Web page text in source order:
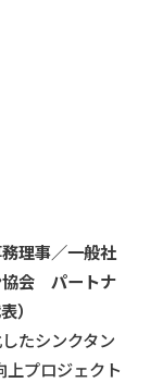
理事／一般社
協会 パートナ
）
たシンクタン
プロジェクト